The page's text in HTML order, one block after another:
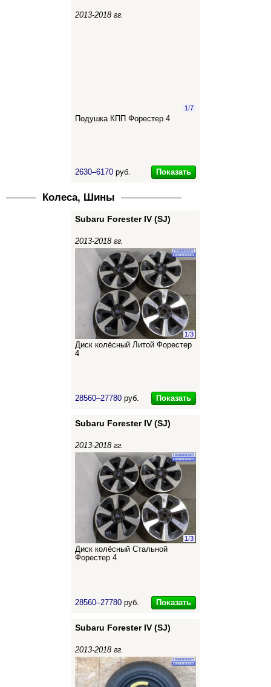
2013-2018 гг.
1/7
Подушка КПП Форестер 4
2630–6170 руб. Показать
Колеса, Шины
Subaru Forester IV (SJ)
2013-2018 гг.
1/3
Диск колёсный Литой Форестер
4
28560–27780 руб. Показать
Subaru Forester IV (SJ)
2013-2018 гг.
1/3
Диск колёсный Стальной
Форестер 4
28560–27780 руб. Показать
Subaru Forester IV (SJ)
2013-2018 гг.